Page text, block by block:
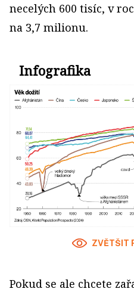
necelých 600 tisíc, v
na 3,7 milionu.
Infografika
ZVĚTŠIT
Pokud se ale chcete